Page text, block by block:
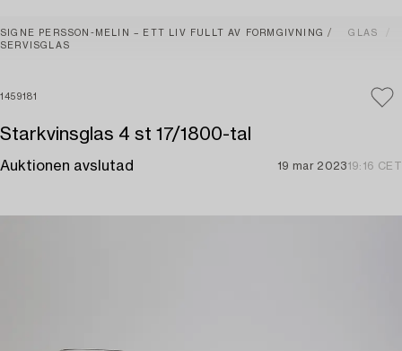
SIGNE PERSSON-MELIN – ETT LIV FULLT AV FORMGIVNING
GLAS
SERVISGLAS
1459181
Starkvinsglas 4 st 17/1800-tal
Auktionen avslutad 19 mar 202319:16 CET